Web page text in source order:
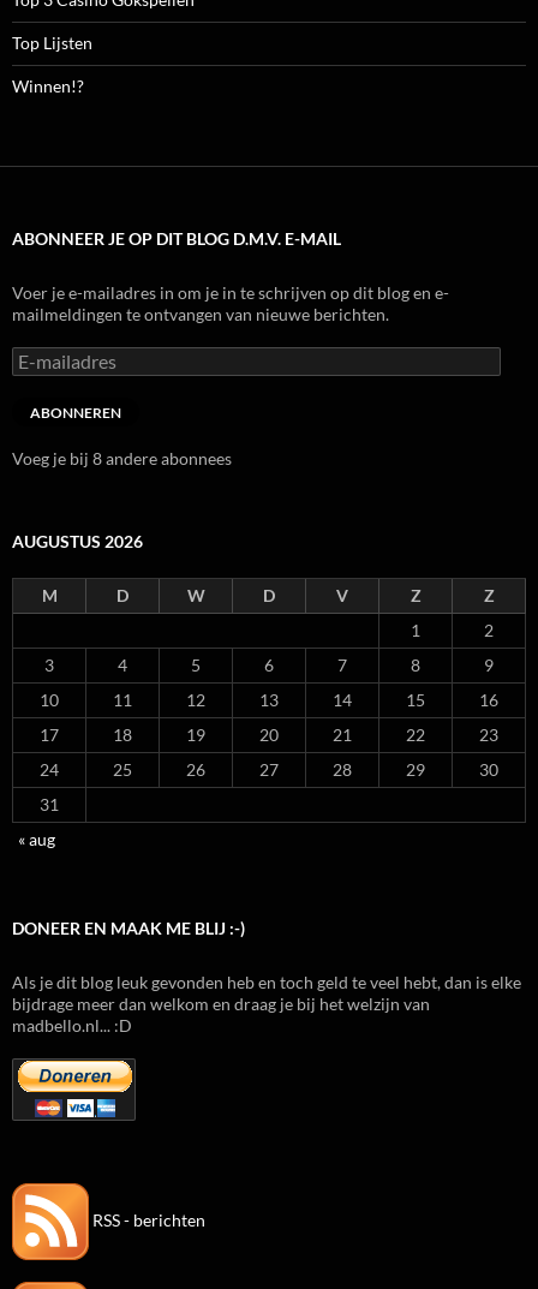
Top Lijsten
Winnen!?
ABONNEER JE OP DIT BLOG D.M.V. E-MAIL
Voer je e-mailadres in om je in te schrijven op dit blog en e-
mailmeldingen te ontvangen van nieuwe berichten.
E-
mailadres
ABONNEREN
Voeg je bij 8 andere abonnees
AUGUSTUS 2026
M D W D V Z
Z
1
2
3
4 5 6 7 8
9
10
11 12 13 14 15
16
17
18 19 20 21 22
23
24
25 26 27 28 29
30
31
« aug
DONEER EN MAAK ME BLIJ :-)
Als je dit blog leuk gevonden heb en toch geld te veel hebt, dan is elke
bijdrage meer dan welkom en draag je bij het welzijn van
madbello.nl... :D
RSS - berichten